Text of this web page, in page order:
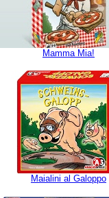
Mamma Mia!
Maialini al Galoppo